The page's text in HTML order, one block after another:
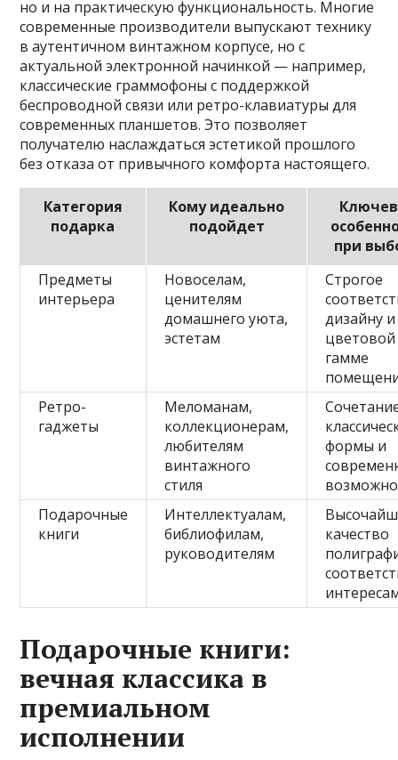
но и на практическую функциональность. Многие
современные производители выпускают технику
в аутентичном винтажном корпусе, но с
актуальной электронной начинкой — например,
классические граммофоны с поддержкой
беспроводной связи или ретро-клавиатуры для
современных планшетов. Это позволяет
получателю наслаждаться эстетикой прошлого
без отказа от привычного комфорта настоящего.
Категория
подарка
Кому идеально
подойдет
при
Предметы
интерьера
Новоселам,
ценителям
домашнего уюта,
эстетам
Строгое
дизайну и
цветовой
гамме
Ретро-
гаджеты
Меломанам,
коллекционерам,
любителям
винтажного
стиля
формы и
Подарочные
книги
Интеллектуалам,
библиофилам,
руководителям
качество
Подарочные книги:
вечная классика в
премиальном
исполнении